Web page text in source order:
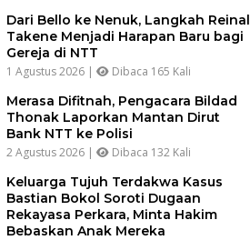
Dari Bello ke Nenuk, Langkah Reinal
Takene Menjadi Harapan Baru bagi
Gereja di NTT
1 Agustus 2026 | Dibaca 165 Kali
Merasa Difitnah, Pengacara Bildad
Thonak Laporkan Mantan Dirut
Bank NTT ke Polisi
2 Agustus 2026 | Dibaca 132 Kali
Keluarga Tujuh Terdakwa Kasus
Bastian Bokol Soroti Dugaan
Rekayasa Perkara, Minta Hakim
Bebaskan Anak Mereka